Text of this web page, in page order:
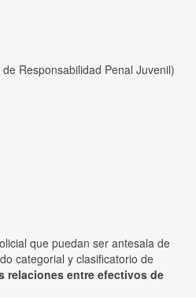
Responsabilidad Penal Juvenil)
que puedan ser antesala de
categorial y clasificatorio de
relaciones entre efectivos de